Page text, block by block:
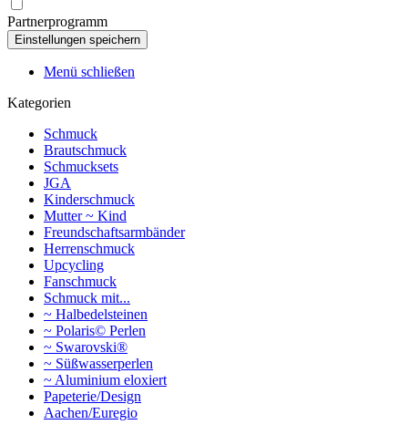
Partnerprogramm
Menü schließen
Kategorien
Schmuck
Brautschmuck
Schmucksets
JGA
Kinderschmuck
Mutter ~ Kind
Freundschaftsarmbänder
Herrenschmuck
Upcycling
Fanschmuck
Schmuck mit...
~ Halbedelsteinen
~ Polaris© Perlen
~ Swarovski®
~ Süßwasserperlen
~ Aluminium eloxiert
Papeterie/Design
Aachen/Euregio